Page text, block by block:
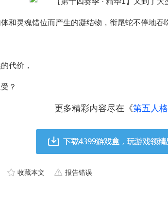
和灵魂错位而产生的凝结物，衔尾蛇不停地吞
代价，
？
更多精彩内容尽在《第五人格
收藏本文 报告错误